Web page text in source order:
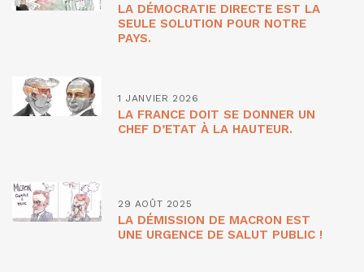
LA DÉMOCRATIE DIRECTE EST LA
SEULE SOLUTION POUR NOTRE
PAYS.
1 JANVIER 2026
LA FRANCE DOIT SE DONNER UN
CHEF D’ETAT À LA HAUTEUR.
29 AOÛT 2025
LA DÉMISSION DE MACRON EST
UNE URGENCE DE SALUT PUBLIC !